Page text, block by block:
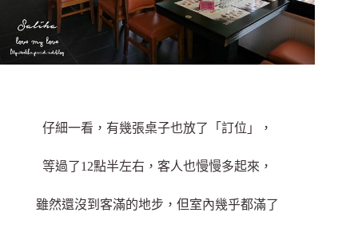
仔細一看，有幾張桌子也放了「訂位」，
等過了12點半左右，客人也慢慢多起來，
雖然還沒到客滿的地步，但室內幾乎都滿了